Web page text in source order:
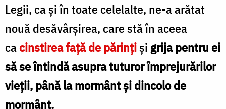
Legii, ca şi în toate celelalte, ne-a arătat
nouă desăvârşirea, care stă în aceea
cacinstirea faţă de părinţişi grija pentru ei
să se întindă asupra tuturor împrejurărilor
vieţii, până la mormânt şi dincolo de
mormânt.